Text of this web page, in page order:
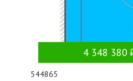
4 348 380
544865